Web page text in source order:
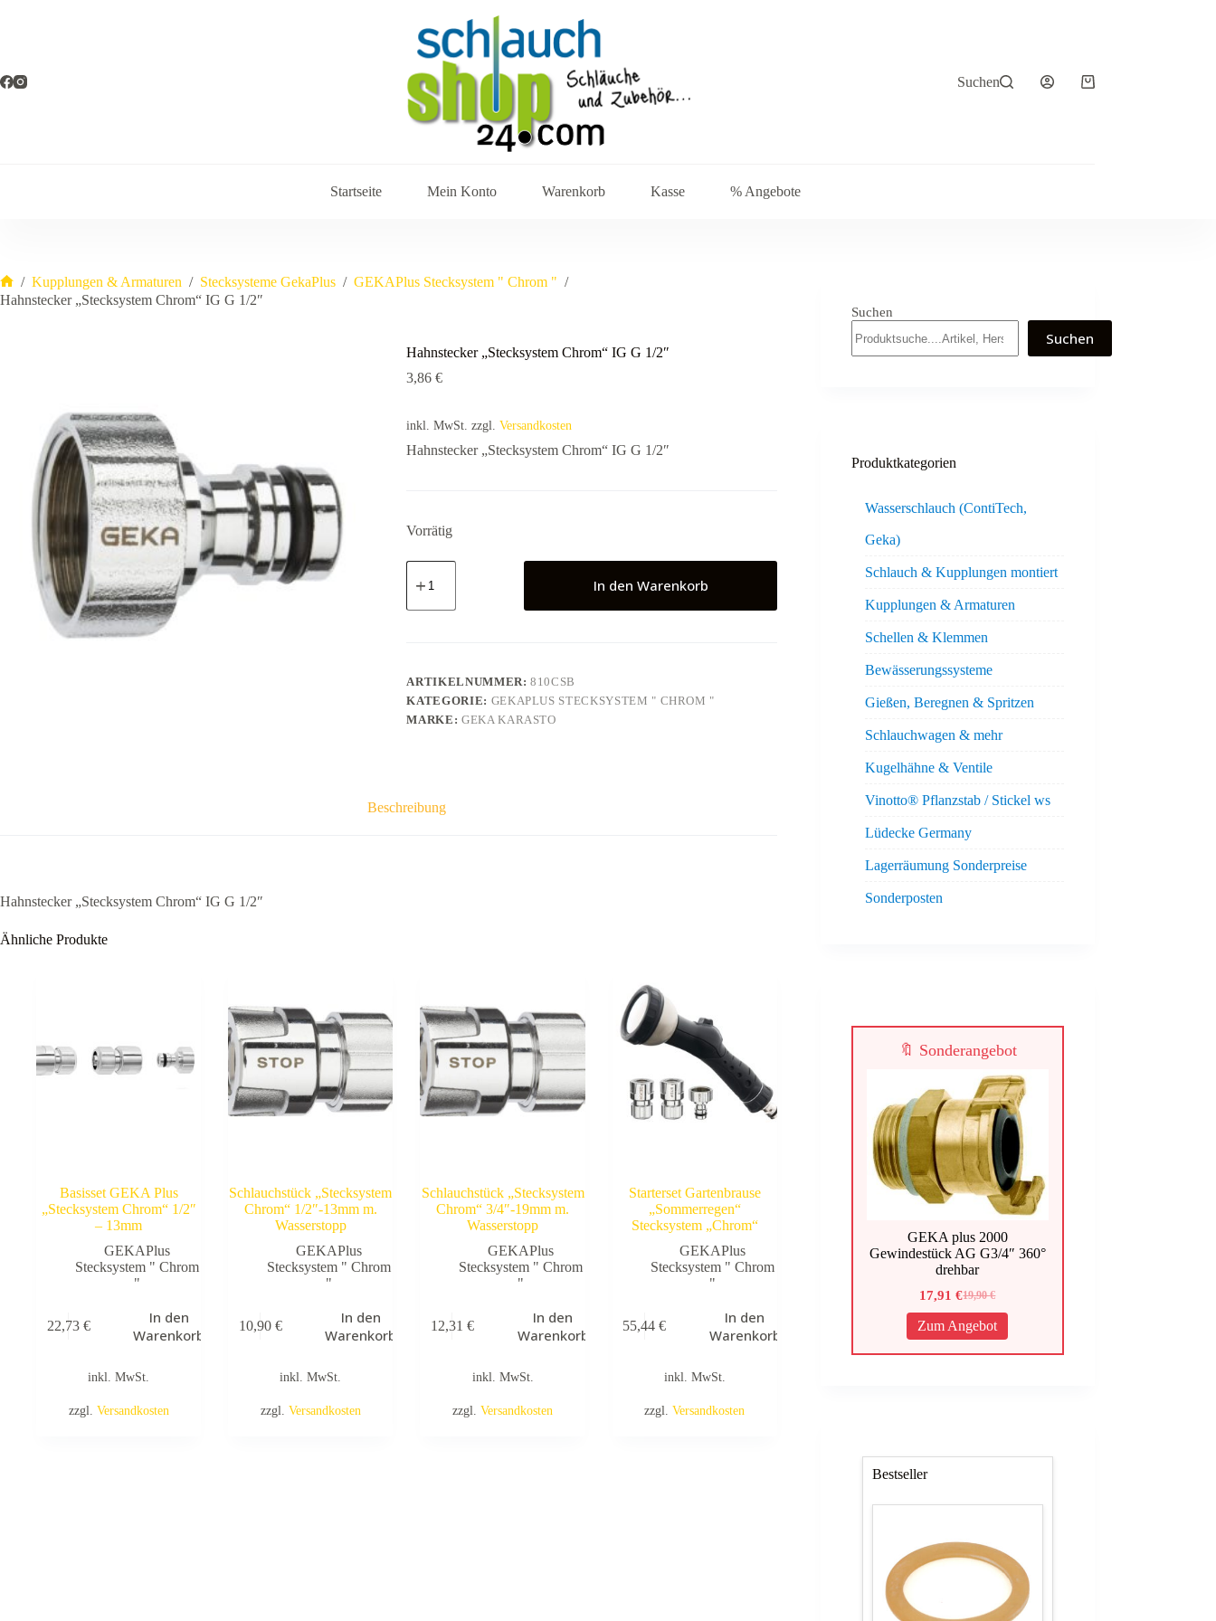
Suchen Warenkorb
Startseite Mein Konto Warenkorb Kasse % Angebote
Start
/ Kupplungen & Armaturen / Stecksysteme GekaPlus / GEKAPlus Stecksystem " Chrom " /
Hahnstecker „Stecksystem Chrom“ IG G 1/2″
Hahnstecker „Stecksystem Chrom“ IG G 1/2″
3,86€
inkl. MwSt. zzgl.Versandkosten
Hahnstecker „Stecksystem Chrom“ IG G 1/2″
Vorrätig
Hahnstecker
"Stecksystem
IG
In den Warenkorb
ARTIKELNUMMER:810CSB
KATEGORIE: GEKAPLUS STECKSYSTEM " CHROM "
MARKE: GEKA KARASTO
Beschreibung
Hahnstecker „Stecksystem Chrom“ IG G 1/2″
Ähnliche Produkte
Basisset GEKA Plus
„Stecksystem Chrom“ 1/2″
– 13mm
GEKAPlus
Stecksystem " Chrom
"
22,73 €
In den
Warenkorb
inkl. MwSt.
zzgl. Versandkosten
Schlauchstück „Stecksystem
Chrom“ 1/2″-13mm m.
Wasserstopp
GEKAPlus
Stecksystem " Chrom
"
10,90 €
In den
Warenkorb
inkl. MwSt.
zzgl. Versandkosten
Schlauchstück „Stecksystem
Chrom“ 3/4″-19mm m.
Wasserstopp
GEKAPlus
Stecksystem " Chrom
"
12,31 €
In den
Warenkorb
inkl. MwSt.
zzgl. Versandkosten
Starterset Gartenbrause
„Sommerregen“
Stecksystem „Chrom“
GEKAPlus
Stecksystem " Chrom
"
55,44€
In den
Warenkorb
inkl. MwSt.
zzgl.Versandkosten
Suchen
Suchen
Produktkategorien
Wasserschlauch (ContiTech,
Geka)
Schlauch & Kupplungen montiert
Kupplungen & Armaturen
Schellen & Klemmen
Bewässerungssysteme
Gießen, Beregnen & Spritzen
Schlauchwagen & mehr
Kugelhähne & Ventile
Vinotto® Pflanzstab / Stickel ws
Lüdecke Germany
Lagerräumung Sonderpreise
Sonderposten
🔖 Sonderangebot
GEKA plus 2000
Gewindestück AG G3/4″ 360°
drehbar
19,90€
Ursprünglicher
Preis
war:
19,90 €
17,91€
Aktueller
Preis
ist:
17,91 €.
Zum Angebot
Bestseller